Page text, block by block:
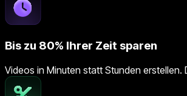
Bis zu 80% Ihrer Zeit sparen
Videos in Minuten statt Stunden